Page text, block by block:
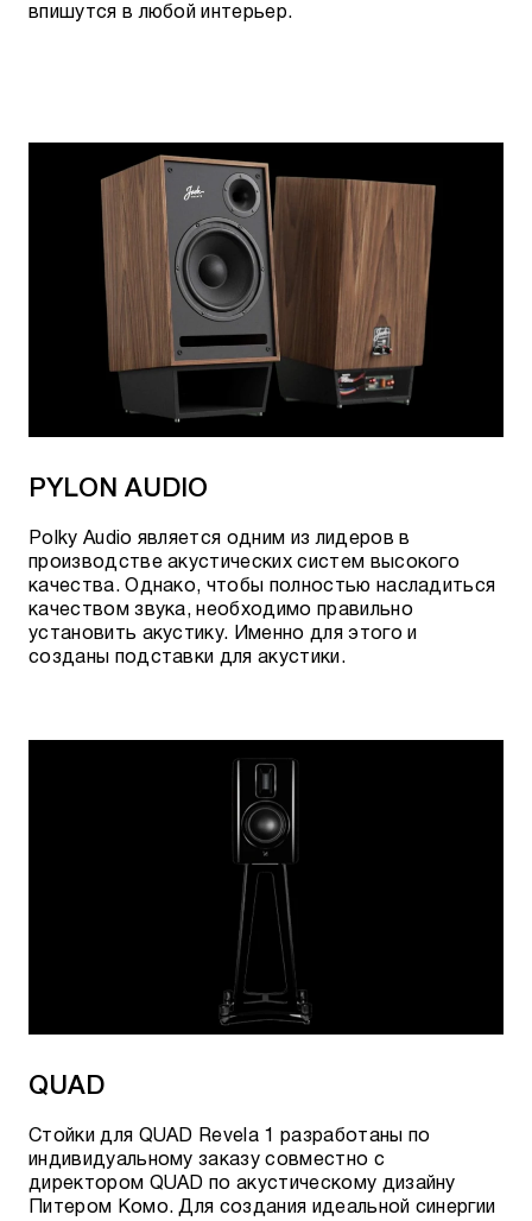
впишутся в любой интерьер.
PYLON AUDIO
Polky Audio является одним из лидеров в
производстве акустических систем высокого
качества. Однако, чтобы полностью насладиться
качеством звука, необходимо правильно
установить акустику. Именно для этого и
созданы подставки для акустики.
QUAD
Стойки для QUAD Revela 1 разработаны по
индивидуальному заказу совместно с
директором QUAD по акустическому дизайну
Питером Комо. Для создания идеальной синергии